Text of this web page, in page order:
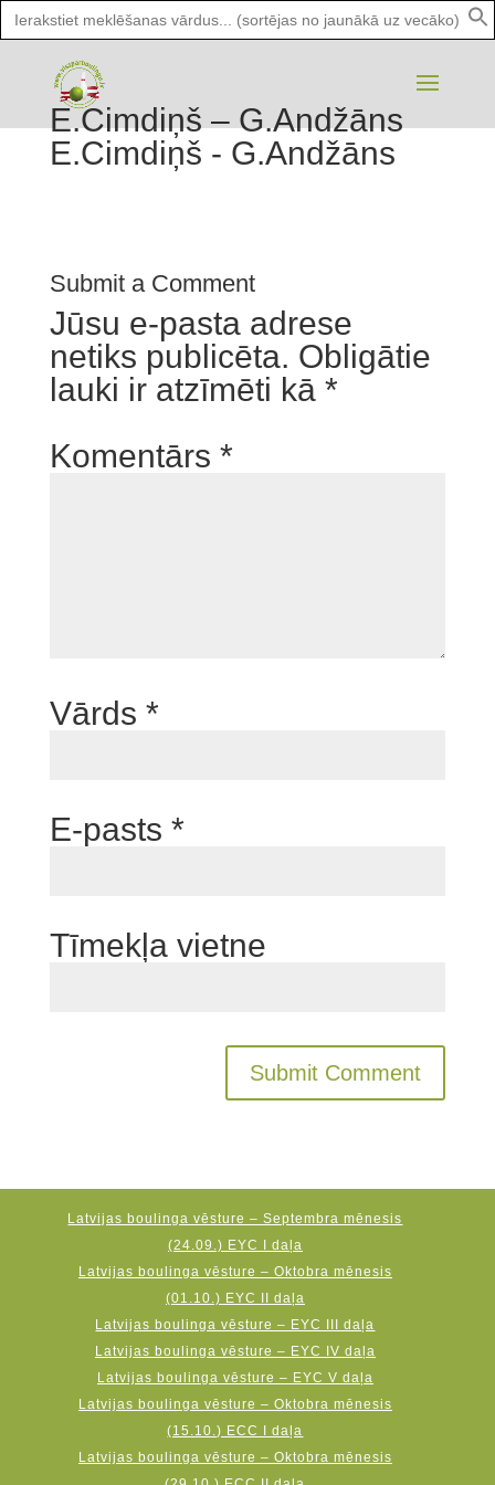
Search
for:
E.Cimdiņš – G.Andžāns
E.Cimdiņš - G.Andžāns
Submit a Comment
Jūsu e-pasta adrese
netiks publicēta. Obligātie
lauki ir atzīmēti kā *
Komentārs *
Vārds *
E-pasts *
Tīmekļa vietne
Latvijas boulinga vēsture – Septembra mēnesis
(24.09.) EYC I daļa
Latvijas boulinga vēsture – Oktobra mēnesis
(01.10.) EYC II daļa
Latvijas boulinga vēsture – EYC III daļa
Latvijas boulinga vēsture – EYC IV daļa
Latvijas boulinga vēsture – EYC V daļa
Latvijas boulinga vēsture – Oktobra mēnesis
(15.10.) ECC I daļa
Latvijas boulinga vēsture – Oktobra mēnesis